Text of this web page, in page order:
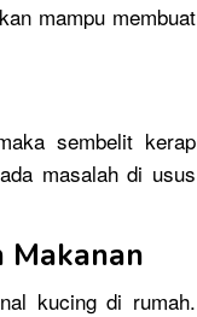
mampu membuat
sembelit kerap
masalah di usus
Makanan
kucing di rumah.